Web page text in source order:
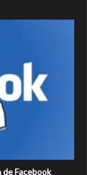
Facebook